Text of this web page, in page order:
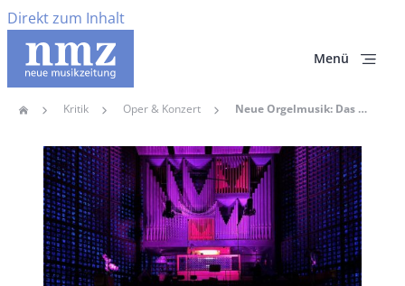
Direkt zum Inhalt
Menü
Home Kritik Oper & Konzert Neue Orgelmusik: Das Ensemble Gamut Inc Eröffnete Den Diesjährigen Monat Der Zeitgenössischen Musik In Berlin
Hauptbild